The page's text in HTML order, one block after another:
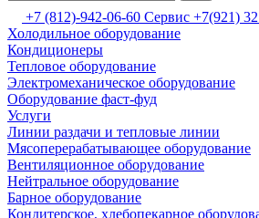
+7 (812)-942-06-60 Сервис +7(921)
Холодильное оборудование
Кондиционеры
Тепловое оборудование
Электромеханическое оборудование
Оборудование фаст-фуд
Услуги
Линии раздачи и тепловые линии
Мясоперерабатывающее оборудование
Вентиляционное оборудование
Нейтральное оборудование
Барное оборудование
Кондитерское, хлебопекарное